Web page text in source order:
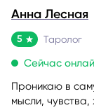
Анна Лесная
5 Таролог
Сейчас
Проникаю в
мысли,